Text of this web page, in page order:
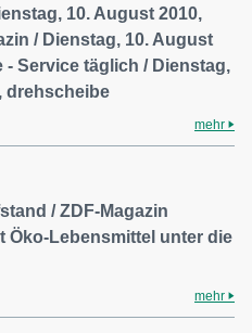
10. August 2010,
/ Dienstag, 10. August
- Service täglich / Dienstag,
drehscheibe
mehr
/ ZDF-Magazin
Öko-Lebensmittel unter die
mehr